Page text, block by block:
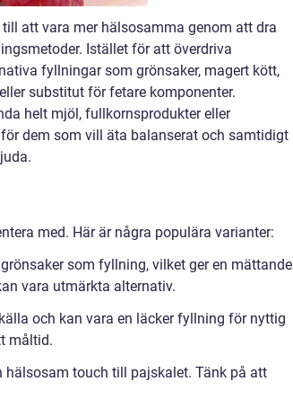
att vara mer hälsosamma genom att dra
Istället för att överdriva
fyllningar som grönsaker, magert kött,
substitut för fetare komponenter.
helt mjöl, fullkornsprodukter eller
dem som vill äta balanserat och samtidigt
med. Här är några populära varianter:
som fyllning, vilket ger en mättande
vara utmärkta alternativ.
och kan vara en läcker fyllning för nyttig
måltid.
hälsosam touch till pajskalet. Tänk på att